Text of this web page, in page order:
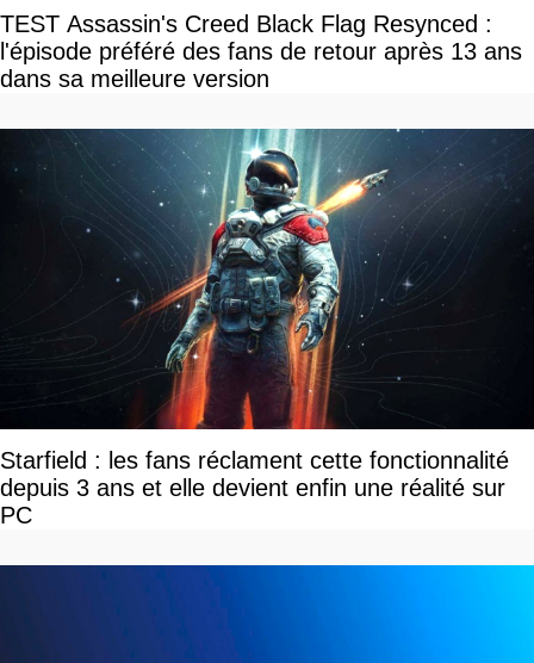
TEST Assassin's Creed Black Flag Resynced :
l'épisode préféré des fans de retour après 13 ans
dans sa meilleure version
Starfield : les fans réclament cette fonctionnalité
depuis 3 ans et elle devient enfin une réalité sur
PC